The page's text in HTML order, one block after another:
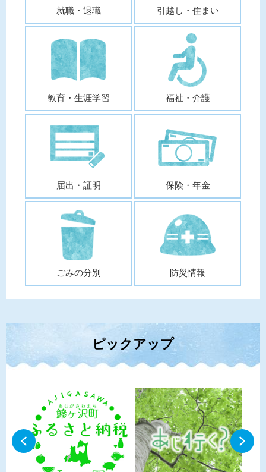
就職・退職 引越し・住まい
教育・生涯学習 福祉・介護
届出・証明 保険・年金
ごみの分別 防災情報
ピックアップ